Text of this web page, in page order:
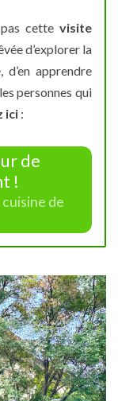
cette visite
d’explorer la
apprendre
personnes qui
ici :
de
!
de